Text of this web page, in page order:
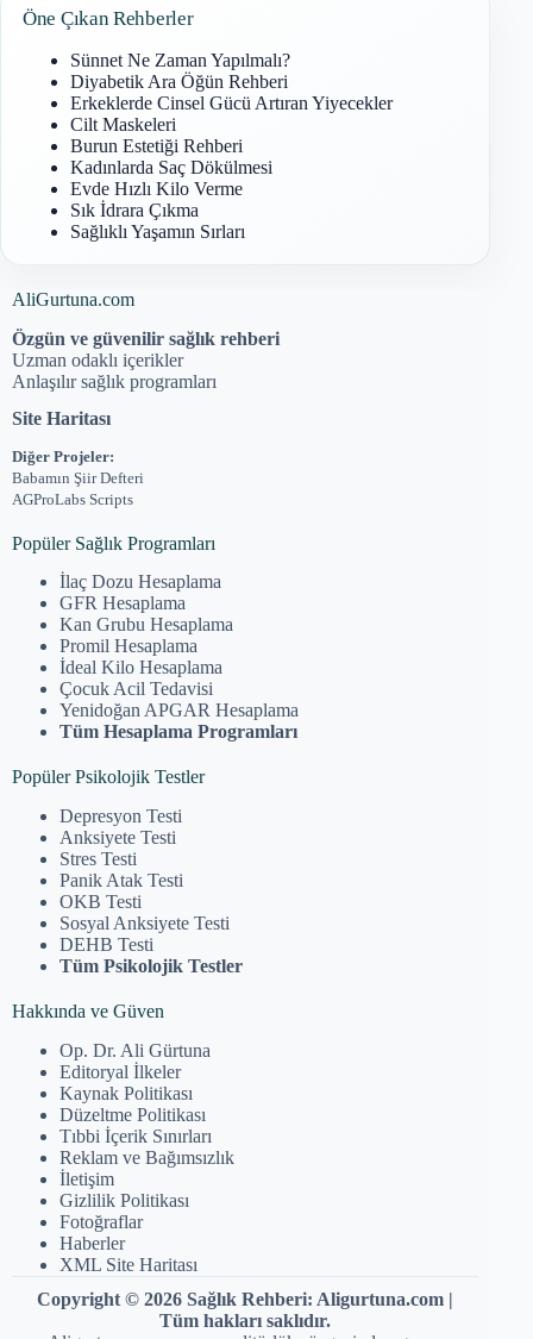
Öne Çıkan Rehberler
Sünnet Ne Zaman Yapılmalı?
Diyabetik Ara Öğün Rehberi
Erkeklerde Cinsel Gücü Artıran Yiyecekler
Cilt Maskeleri
Burun Estetiği Rehberi
Kadınlarda Saç Dökülmesi
Evde Hızlı Kilo Verme
Sık İdrara Çıkma
Sağlıklı Yaşamın Sırları
AliGurtuna.com
Özgün ve güvenilir sağlık rehberi
Uzman odaklı içerikler
Anlaşılır sağlık programları
Site Haritası
Diğer Projeler:
Babamın Şiir Defteri
AGProLabs Scripts
Popüler Sağlık Programları
İlaç Dozu Hesaplama
GFR Hesaplama
Kan Grubu Hesaplama
Promil Hesaplama
İdeal Kilo Hesaplama
Çocuk Acil Tedavisi
Yenidoğan APGAR Hesaplama
Tüm Hesaplama Programları
Popüler Psikolojik Testler
Depresyon Testi
Anksiyete Testi
Stres Testi
Panik Atak Testi
OKB Testi
Sosyal Anksiyete Testi
DEHB Testi
Tüm Psikolojik Testler
Hakkında ve Güven
Op. Dr. Ali Gürtuna
Editoryal İlkeler
Kaynak Politikası
Düzeltme Politikası
Tıbbi İçerik Sınırları
Reklam ve Bağımsızlık
İletişim
Gizlilik Politikası
Fotoğraflar
Haberler
XML Site Haritası
Copyright © 2026 Sağlık Rehberi: Aligurtuna.com |
Tüm hakları saklıdır.